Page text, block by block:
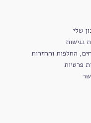
שלי
נגישות
החלפות והחזרות
פרטיות